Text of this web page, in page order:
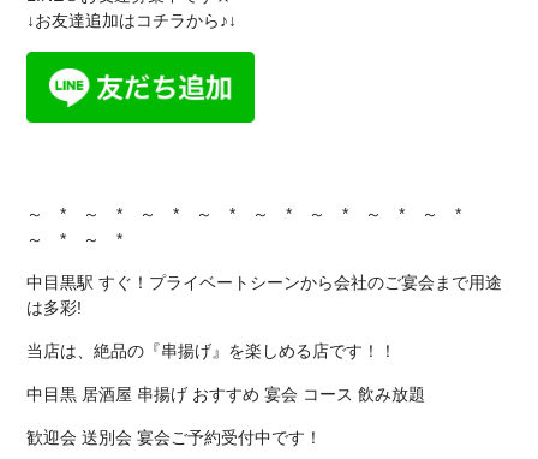
↓お友達追加はコチラから♪↓
～ * ～ * ～ * ～ * ～ * ～ * ～ * ～ *
～ * ～ *
中目黒駅 すぐ！プライベートシーンから会社のご宴会まで用途
は多彩!
当店は、絶品の『串揚げ』を楽しめる店です！！
中目黒 居酒屋 串揚げ おすすめ 宴会 コース 飲み放題
歓迎会 送別会 宴会ご予約受付中です！